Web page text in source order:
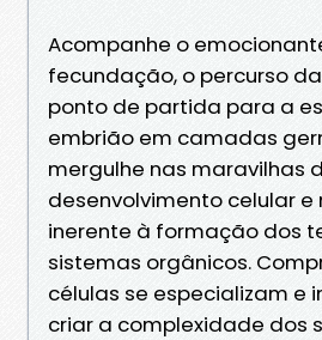
Acompanhe o
fecundação, o percurso
ponto de partida para a
embrião em camadas
mergulhe nas maravilhas
desenvolvimento celular e
inerente à formação dos
sistemas orgânicos.
células se especializam e
criar a complexidade dos